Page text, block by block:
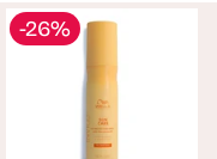
-26%